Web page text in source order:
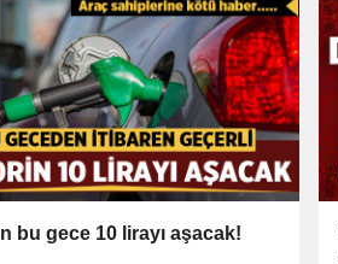
bu gece 10 lirayı aşacak!